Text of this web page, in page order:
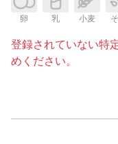
卵 乳 小麦
登録されていない特
めください。